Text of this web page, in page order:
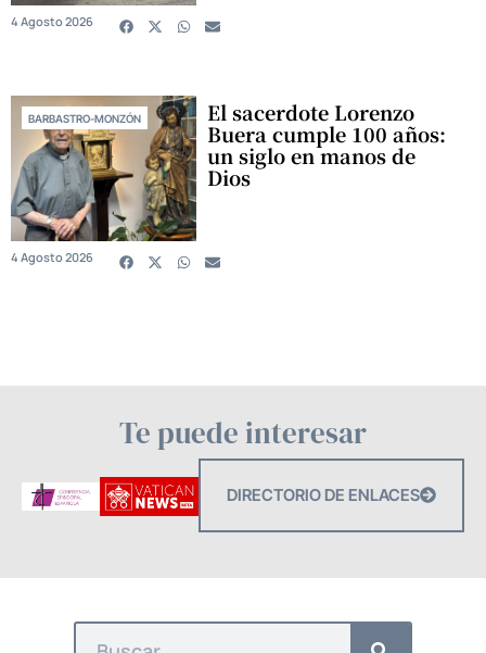
4 Agosto 2026
BARBASTRO-MONZÓN El sacerdote Lorenzo
Buera cumple 100 años:
un siglo en manos de
Dios
4 Agosto 2026
Te puede interesar
DIRECTORIO DE ENLACES